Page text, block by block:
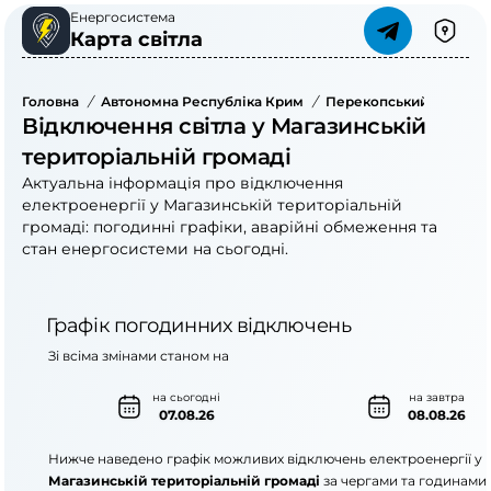
Енергосистема
Карта світла
Головна / Автономна Республіка Крим / Перекопський Район
Відключення світла у Магазинській
територіальній громаді
Актуальна інформація про відключення
електроенергії у Магазинській територіальній
громаді: погодинні графіки, аварійні обмеження та
стан енергосистеми на сьогодні.
Графік погодинних відключень
на сьогодні
07.08.26
на завтра
08.08.26
Зі всіма змінами станом на
Нижче наведено графік можливих відключень електроенергії у
Магазинській територіальній громаді за чергами та годинами.